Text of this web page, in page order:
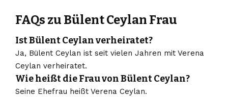
FAQs zu Bülent Ceylan Frau
Ist Bülent Ceylan verheiratet?
Ja, Bülent Ceylan ist seit vielen Jahren mit Verena
Ceylan verheiratet.
Wie heißt die Frau von Bülent Ceylan?
Seine Ehefrau heißt Verena Ceylan.